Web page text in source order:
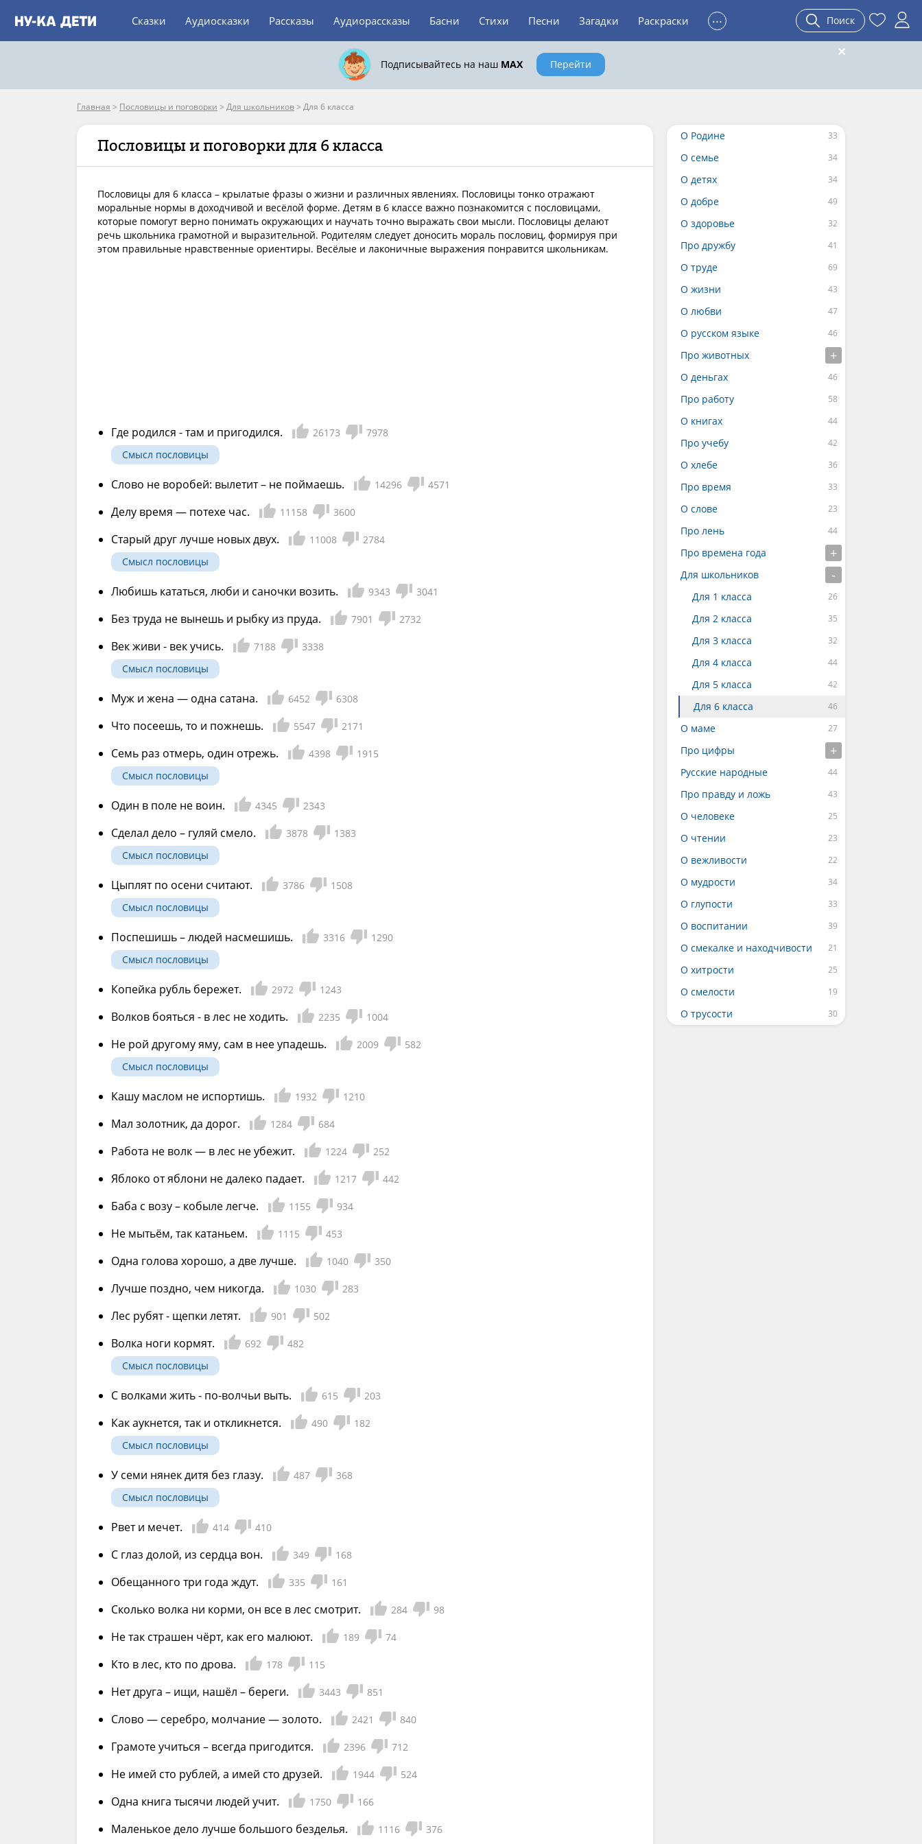
Сказки Аудиосказки Рассказы Аудиорассказы Басни Стихи Песни Загадки Раскраски ... Поиск
Подписывайтесь на наш MAX Перейти
Главная > Пословицы и поговорки > Для школьников> Для 6 класса
Пословицы и поговорки для 6 класса
Пословицы для 6 класса – крылатые фразы о жизни и различных явлениях. Пословицы тонко отражают
моральные нормы в доходчивой и весёлой форме. Детям в 6 классе важно познакомится с пословицами,
которые помогут верно понимать окружающих и научать точно выражать свои мысли. Пословицы делают
речь школьника грамотной и выразительной. Родителям следует доносить мораль пословиц, формируя при
этом правильные нравственные ориентиры. Весёлые и лаконичные выражения понравится школьникам.
Где родился - там и пригодился. 26173
7978
Смысл пословицы
Слово не воробей: вылетит – не поймаешь. 14296 4571
Делу время — потехе час. 11158 3600
Старый друг лучше новых двух. 11008
2784
Смысл пословицы
Любишь кататься, люби и саночки возить. 9343 3041
Без труда не вынешь и рыбку из пруда. 7901 2732
Век живи - век учись. 7188
3338
Смысл пословицы
Муж и жена — одна сатана. 6452 6308
Что посеешь, то и пожнешь. 5547 2171
Семь раз отмерь, один отрежь. 4398
1915
Смысл пословицы
Один в поле не воин. 4345 2343
Сделал дело – гуляй смело. 3878
1383
Смысл пословицы
Цыплят по осени считают. 3786
1508
Смысл пословицы
Поспешишь – людей насмешишь. 3316
1290
Смысл пословицы
Копейка рубль бережет. 2972 1243
Волков бояться - в лес не ходить. 2235 1004
Не рой другому яму, сам в нее упадешь. 2009
582
Смысл пословицы
Кашу маслом не испортишь. 1932 1210
Мал золотник, да дорог. 1284 684
Работа не волк — в лес не убежит. 1224 252
Яблоко от яблони не далеко падает. 1217 442
Баба с возу – кобыле легче. 1155 934
Не мытьём, так катаньем. 1115 453
Одна голова хорошо, а две лучше. 1040 350
Лучше поздно, чем никогда. 1030 283
Лес рубят - щепки летят. 901 502
Волка ноги кормят. 692
482
Смысл пословицы
С волками жить - по-волчьи выть. 615 203
Как аукнется, так и откликнется. 490
182
Смысл пословицы
У семи нянек дитя без глазу. 487
368
Смысл пословицы
Рвет и мечет. 414 410
С глаз долой, из сердца вон. 349 168
Обещанного три года ждут. 335 161
Сколько волка ни корми, он все в лес смотрит. 284 98
Не так страшен чёрт, как его малюют. 189 74
Кто в лес, кто по дрова. 178 115
Нет друга – ищи, нашёл – береги. 3443 851
Слово — серебро, молчание — золото. 2421 840
Грамоте учиться – всегда пригодится. 2396 712
Не имей сто рублей, а имей сто друзей. 1944 524
Одна книга тысячи людей учит. 1750 166
Маленькое дело лучше большого безделья. 1116 376
О Родине
О семье
О детях
О добре
О здоровье
Про дружбу
О труде
О жизни
О любви
О русском языке
Про животных
О деньгах
Про работу
О книгах
Про учебу
О хлебе
Про время
О слове
Про лень
Про времена года
Для школьников
Для 1 класса
Для 2 класса
Для 3 класса
Для 4 класса
Для 5 класса
Для 6 класса
О маме
Про цифры
Русские народные
Про правду и ложь
О человеке
О чтении
О вежливости
О мудрости
О глупости
О воспитании
О смекалке и находчивости
О хитрости
О смелости
О трусости